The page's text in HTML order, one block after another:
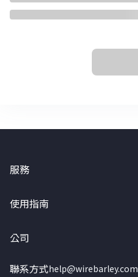
服務
使用指南
公司
聯系方式help@wirebarley.com